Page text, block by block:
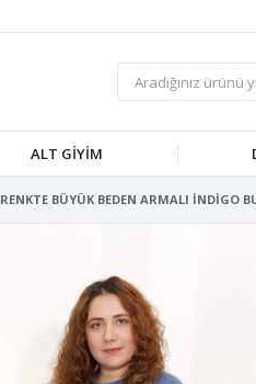
ALT GİYİM
RENKTE BÜYÜK BEDEN ARMALI İNDİGO